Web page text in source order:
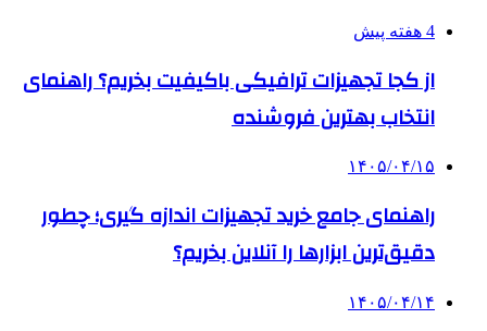
4 هفته پیش
از کجا تجهیزات ترافیکی باکیفیت بخریم؟ راهنمای
انتخاب بهترین فروشنده
۱۴۰۵/۰۴/۱۵
راهنمای جامع خرید تجهیزات اندازه گیری؛ چطور
دقیق‌ترین ابزارها را آنلاین بخریم؟
۱۴۰۵/۰۴/۱۴